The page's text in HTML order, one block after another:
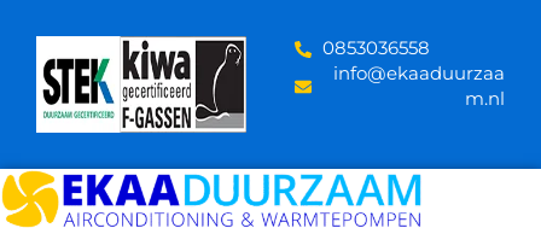
content
‪0853036558
info@ekaaduurzaa
m.nl